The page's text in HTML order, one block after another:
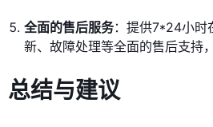
全面的售后服务：提供7*24小时
新、故障处理等全面的售后支持
总结与建议